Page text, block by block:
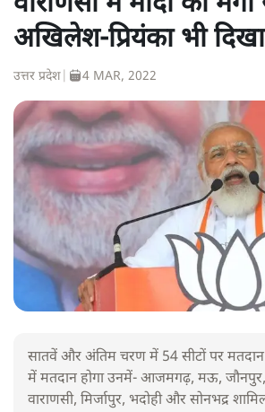
अखिलेश-प्रियंका भी
उत्तर प्रदेश 4 MAR, 2022
सातवें और अंतिम चरण में 54 सीटों पर मतदान
में मतदान होगा उनमें- आजमगढ़, मऊ, जौनपुर,
वाराणसी, मिर्जापुर, भदोही और सोनभद्र